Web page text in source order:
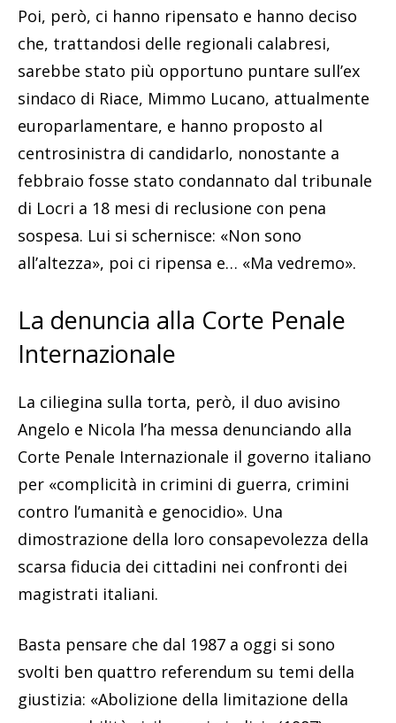
Poi, però, ci hanno ripensato e hanno deciso
che, trattandosi delle regionali calabresi,
sarebbe stato più opportuno puntare sull’ex
sindaco di Riace, Mimmo Lucano, attualmente
europarlamentare, e hanno proposto al
centrosinistra di candidarlo, nonostante a
febbraio fosse stato condannato dal tribunale
di Locri a 18 mesi di reclusione con pena
sospesa. Lui si schernisce: «Non sono
all’altezza», poi ci ripensa e… «Ma vedremo».
La denuncia alla Corte Penale
Internazionale
La ciliegina sulla torta, però, il duo avisino
Angelo e Nicola l’ha messa denunciando alla
Corte Penale Internazionale il governo italiano
per «complicità in crimini di guerra, crimini
contro l’umanità e genocidio». Una
dimostrazione della loro consapevolezza della
scarsa fiducia dei cittadini nei confronti dei
magistrati italiani.
Basta pensare che dal 1987 a oggi si sono
svolti ben quattro referendum su temi della
giustizia: «Abolizione della limitazione della